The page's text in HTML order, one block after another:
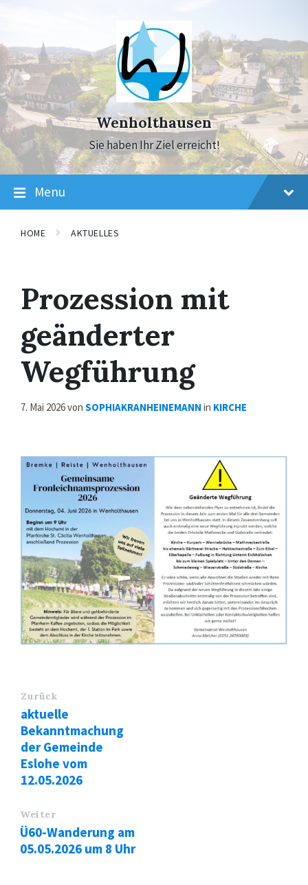
navigation
Wenholthausen
Sie haben Ihr Ziel erreicht!
Menu
HOME AKTUELLES
Prozession mit
geänderter
Wegführung
7. Mai 2026von SOPHIAKRANHEINEMANN in KIRCHE
Zurück
aktuelle
Bekanntmachung
der Gemeinde
Eslohe vom
12.05.2026
Weiter
Ü60-Wanderung am
05.05.2026 um 8 Uhr